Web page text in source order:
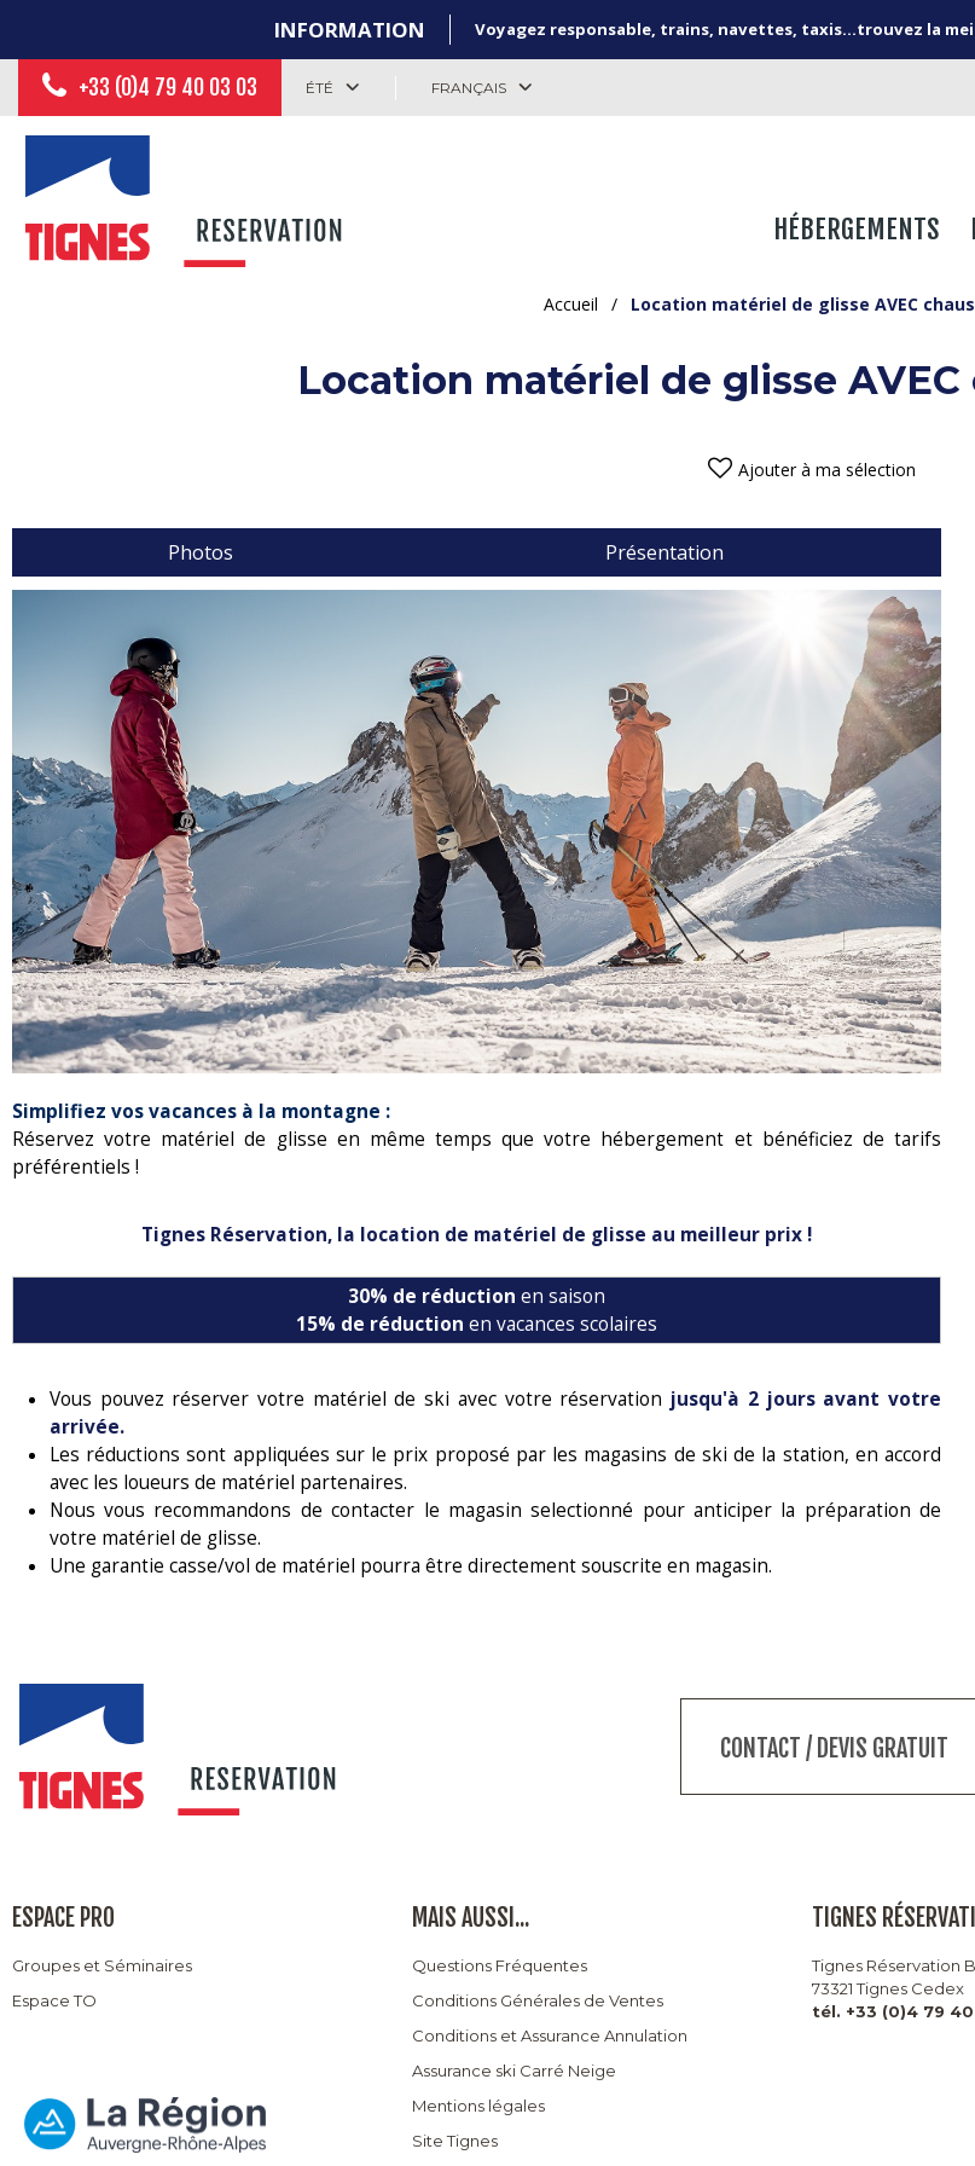
INFORMATION Voyagez responsable, trains, navettes, taxis...trouvez la
+33 (0)4 79 40 03 03 ÉTÉ FRANÇAIS
HÉBERGEMENTS
Accueil / Location matériel de glisse AVEC
Location matériel de glisse
Ajouter à ma sélection
Photos Présentation
Simplifiez vos vacances à la montagne :
Réservez votre matériel de glisse en même temps que votre hébergement et bénéficiez de tarifs
préférentiels !
Tignes Réservation, la location de matériel de glisse au meilleur prix !
30% de réduction en saison
15% de réduction en vacances scolaires
Vous pouvez réserver votre matériel de ski avec votre réservation jusqu'à 2 jours avant votre
arrivée.
Les réductions sont appliquées sur le prix proposé par les magasins de ski de la station, en accord
avec les loueurs de matériel partenaires.
Nous vous recommandons de contacter le magasin selectionné pour anticiper la préparation de
votre matériel de glisse.
Une garantie casse/vol de matériel pourra être directement souscrite en magasin.
CONTACT / DEVIS GRATUIT
ESPACE PRO
Groupes et Séminaires
Espace TO
MAIS AUSSI...
Questions Fréquentes
Conditions Générales de Ventes
Conditions et Assurance Annulation
Assurance ski Carré Neige
Mentions légales
Site Tignes
TIGNES
Tignes Réservation
73321 Tignes Cedex
tél. +33 (0)4 79